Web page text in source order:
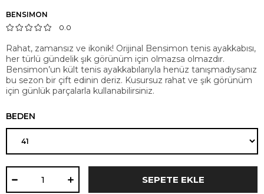
BENSIMON
0.0
Rahat, zamansız ve ikonik! Orijinal Bensimon tenis ayakkabısı,
her türlü gündelik şık görünüm için olmazsa olmazdır.
Bensimon’un kült tenis ayakkabılarıyla henüz tanışmadıysanız
bu sezon bir çift edinin deriz. Kusursuz rahat ve şık görünüm
için günlük parçalarla kullanabilirsiniz.
BEDEN